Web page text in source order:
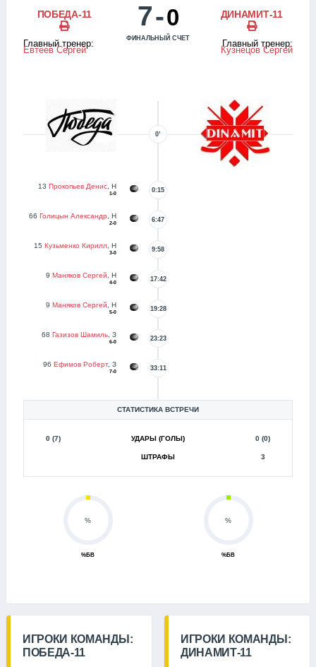
ПОБЕДА-11
Главный тренер:
Евтеев Сергей
7-0
ФИНАЛЬНЫЙ СЧЕТ
ДИНАМИТ-11
Главный тренер:
Кузнецов Сергей
0’
13 Прокопьев Денис , Н
1-0 0:15
66 Голицын Александр , Н
2-0 6:47
15 Кузьменко Кирилл , Н
3-0 9:58
9 Маняков Сергей , Н
4-0 17:42
9 Маняков Сергей , Н
5-0 19:28
68 Газизов Шамиль , З
6-0 23:23
96 Ефимов Роберт, З
7-0 33:11
СТАТИСТИКА ВСТРЕЧИ
0 (7) УДАРЫ (ГОЛЫ) 0 (0)
ШТРАФЫ 3
%
%БВ
%
%БВ
ИГРОКИ КОМАНДЫ:
ПОБЕДА-11
ИГРОКИ КОМАНДЫ:
ДИНАМИТ-11